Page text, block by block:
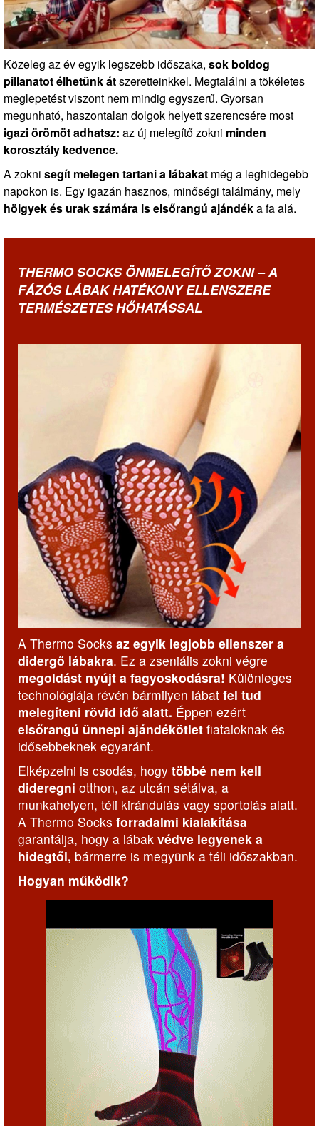
Közeleg az év egyik legszebb időszaka, sok boldog
pillanatot élhetünk átszeretteinkkel. Megtalálni a tökéletes
meglepetést viszont nem mindig egyszerű. Gyorsan
megunható, haszontalan dolgok helyett szerencsére most
igazi örömöt adhatsz: az új melegítő zokni minden
korosztály kedvence.
A zokni segít melegen tartani a lábakat még a leghidegebb
napokon is. Egy igazán hasznos, minőségi találmány, mely
hölgyek és urak számára is elsőrangú ajándéka fa alá.
THERMO SOCKS ÖNMELEGÍTŐ ZOKNI – A
FÁZÓS LÁBAK HATÉKONY ELLENSZERE
TERMÉSZETES HŐHATÁSSAL
A Thermo Socks az egyik legjobb ellenszer a
didergő lábakra. Ez a zseniális zokni végre
megoldást nyújt a fagyoskodásra! Különleges
technológiája révén bármilyen lábat fel tud
melegíteni rövid idő alatt. Éppen ezért
elsőrangú ünnepi ajándékötlet fiataloknak és
idősebbeknek egyaránt.
Elképzelni is csodás, hogy többé nem kell
dideregni otthon, az utcán sétálva, a
munkahelyen, téli kirándulás vagy sportolás alatt.
A Thermo Socks forradalmi kialakítása
garantálja, hogy a lábak védve legyenek a
hidegtől, bármerre is megyünk a téli időszakban.
Hogyan működik?